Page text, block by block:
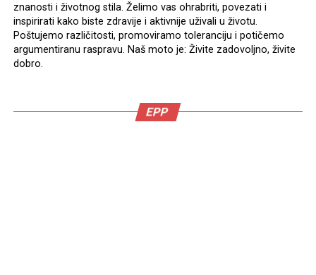
znanosti i životnog stila. Želimo vas ohrabriti, povezati i
inspirirati kako biste zdravije i aktivnije uživali u životu.
Poštujemo različitosti, promoviramo toleranciju i potičemo
argumentiranu raspravu. Naš moto je: Živite zadovoljno, živite
dobro.
EPP